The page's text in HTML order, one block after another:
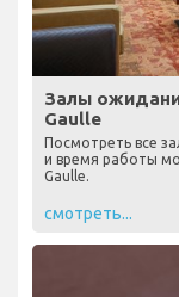
Залы
Gaulle
Посмотреть все
и время работы
Gaulle.
смотреть...